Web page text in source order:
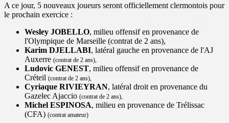
A ce jour, 5 nouveaux joueurs seront officiellement clermontois pour
le prochain exercice :
Wesley JOBELLO, milieu offensif en provenance de
l'Olympique de Marseille (contrat de 2 ans),
Karim DJELLABI, latéral gauche en provenance de l'AJ
Auxerre (contrat de 2 ans),
Ludovic GENEST, milieu offensif en provenance de
Créteil (contrat de 2 ans),
Cyriaque RIVIEYRAN, latéral droit en provenance du
Gazelec Ajaccio (contrat de 2 ans),
Michel ESPINOSA, milieu en provenance de Trélissac
(CFA) (contrat amateur)